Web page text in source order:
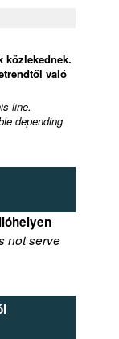
közlekednek.
való
line.
depending
not serve